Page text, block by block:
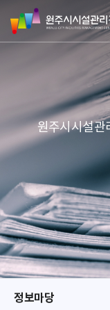
네
원
주
시
리
공
단
원주시시설관
정보마당